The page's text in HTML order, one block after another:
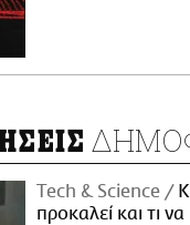
Τech & Science
προκαλεί και τι